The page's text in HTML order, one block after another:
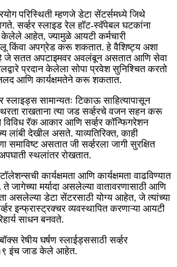
परिस्थिती म्हणजे डेटा सेंटर्समध्ये जिथे
सर्व्हर स्लाइड रेल हॉट-स्वॅपेबल घटकांना
केलेले आहेत, ज्यामुळे आयटी कर्मचारी
किंवा अपग्रेड करू शकतात. हे वैशिष्ट्य अशा
जे सतत अपटाइमवर अवलंबून असतात आणि सेवा
प्रदान केलेला सोपा प्रवेश सुनिश्चित करतो
आणि कार्यक्षमतेने करू शकतात.
स्लाइड्स सामान्यतः टिकाऊ साहित्यापासून
राखताना त्या जड सर्व्हरचे वजन सहन करू
रॅक आकार आणि सर्व्हर कॉन्फिगरेशन
लांबी देखील असते. याव्यतिरिक्त, काही
असतात जी सर्व्हरला जागी सुरक्षित
स्थलांतर रोखतात.
कार्यक्षमता आणि कार्यक्षमता वाढविण्यात
ते जागेच्या मर्यादा असलेल्या वातावरणासाठी आणि
असलेल्या डेटा सेंटरसाठी योग्य आहेत, जे त्यांच्या
इन्फ्रास्ट्रक्चर व्यवस्थापित करणाऱ्या आयटी
साधन बनवते.